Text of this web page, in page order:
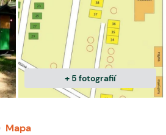
+ 5 fotografií
Mapa